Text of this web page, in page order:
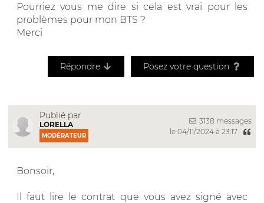
Pourriez vous me dire si cela est vrai pour les
problèmes pour mon BTS ?
Merci
Répondre Posez votre question
Publié par
LORELLA
MODÉRATEUR
3138 messages
le 04/11/2024 à 23:17
Bonsoir,
Il faut lire le contrat que vous avez signé avec